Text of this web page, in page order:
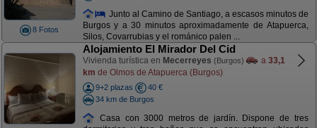
8 Fotos
Junto al Camino de Santiago, a escasos minutos de
Burgos y a 30 minutos aproximadamente de Atapuerca,
Silos, Covarrubias y el románico palen ...
Alojamiento El Mirador Del Cid
Vivienda turística en Mecerreyes (Burgos) a 33,1
km de Olmos de Atapuerca (Burgos)
9+2 plazas
40 €
34 km de Burgos
Casa con 3000 metros de jardín. Dispone de tres